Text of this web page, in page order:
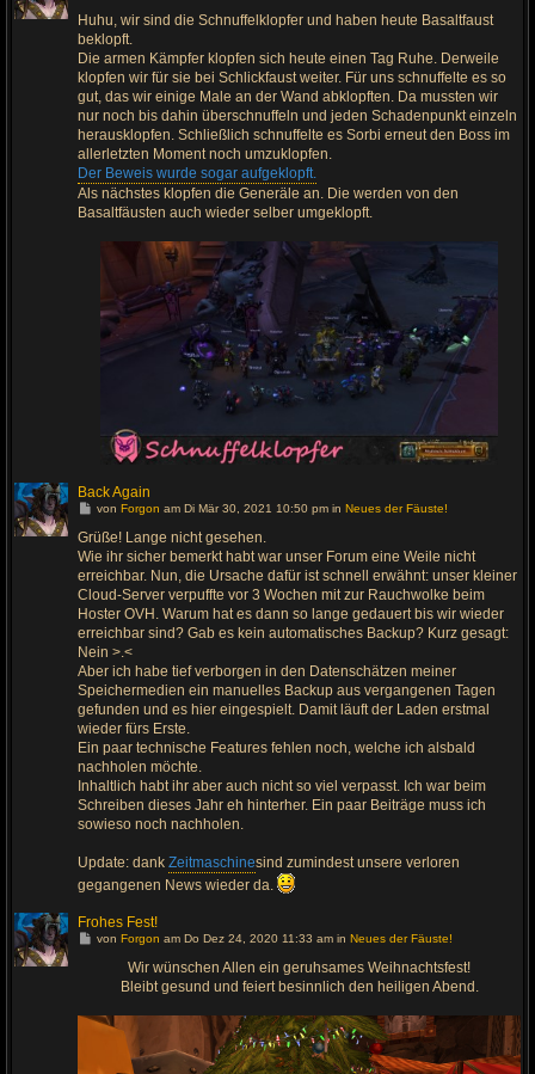
h
e
z
u
l
e
z
t
e
n
B
e
i
t
Huhu, wir sind die Schnuffelklopfer und haben heute Basaltfaust
beklopft.
Die armen Kämpfer klopfen sich heute einen Tag Ruhe. Derweile
klopfen wir für sie bei Schlickfaust weiter. Für uns schnuffelte es so
gut, das wir einige Male an der Wand abklopften. Da mussten wir
nur noch bis dahin überschnuffeln und jeden Schadenpunkt einzeln
herausklopfen. Schließlich schnuffelte es Sorbi erneut den Boss im
allerletzten Moment noch umzuklopfen.
Der Beweis wurde sogar aufgeklopft.
Als nächstes klopfen die Generäle an. Die werden von den
Basaltfäusten auch wieder selber umgeklopft.
Back Again
G
h
e
z
u
l
e
z
t
e
n
B
e
i
t
r
a
g
von Forgon am Di Mär 30, 2021 10:50 pm in Neues der Fäuste!
Grüße! Lange nicht gesehen.
Wie ihr sicher bemerkt habt war unser Forum eine Weile nicht
erreichbar. Nun, die Ursache dafür ist schnell erwähnt: unser kleiner
Cloud-Server verpuffte vor 3 Wochen mit zur Rauchwolke beim
Hoster OVH. Warum hat es dann so lange gedauert bis wir wieder
erreichbar sind? Gab es kein automatisches Backup? Kurz gesagt:
Nein >.<
Aber ich habe tief verborgen in den Datenschätzen meiner
Speichermedien ein manuelles Backup aus vergangenen Tagen
gefunden und es hier eingespielt. Damit läuft der Laden erstmal
wieder fürs Erste.
Ein paar technische Features fehlen noch, welche ich alsbald
nachholen möchte.
Inhaltlich habt ihr aber auch nicht so viel verpasst. Ich war beim
Schreiben dieses Jahr eh hinterher. Ein paar Beiträge muss ich
sowieso noch nachholen.
Update: dank Zeitmaschinesind zumindest unsere verloren
gegangenen News wieder da.
Frohes Fest!
G
m
von Forgon am Do Dez 24, 2020 11:33 am in Neues der Fäuste!
Wir wünschen Allen ein geruhsames Weihnachtsfest!
Bleibt gesund und feiert besinnlich den heiligen Abend.